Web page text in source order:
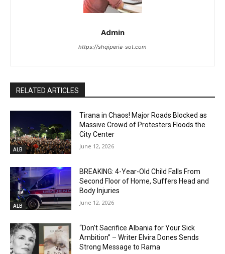
Admin
https://shqiperia-sot.com
RELATED ARTICLES
ALB
Tirana in Chaos! Major Roads Blocked as
Massive Crowd of Protesters Floods the
City Center
June 12, 2026
ALB
BREAKING: 4-Year-Old Child Falls From
Second Floor of Home, Suffers Head and
Body Injuries
June 12, 2026
“Don’t Sacrifice Albania for Your Sick
Ambition” – Writer Elvira Dones Sends
Strong Message to Rama